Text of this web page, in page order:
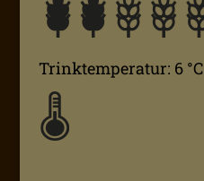
Trinktemperatur: 6 °C